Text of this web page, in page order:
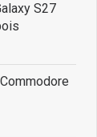
S27